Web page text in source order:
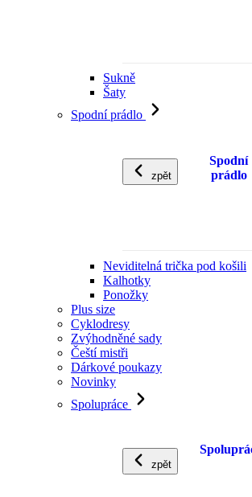
Sukně
Šaty
Spodní prádlo
zpět
Spodní
prádlo
Neviditelná trička pod košili
Kalhotky
Ponožky
Plus size
Cyklodresy
Zvýhodněné sady
Čeští mistři
Dárkové poukazy
Novinky
Spolupráce
zpět